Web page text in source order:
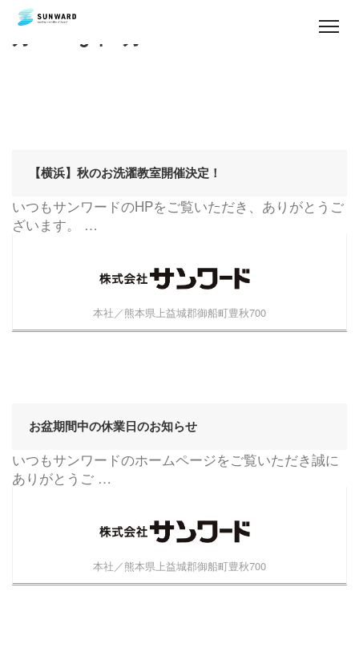
【横浜】秋のお洗濯教室開催決定！
いつもサンワードのHPをご覧いただき、ありがとうご
ざいます。 …
本社／熊本県上益城郡御船町豊秋700
お盆期間中の休業日のお知らせ
いつもサンワードのホームページをご覧いただき誠に
ありがとうご …
本社／熊本県上益城郡御船町豊秋700